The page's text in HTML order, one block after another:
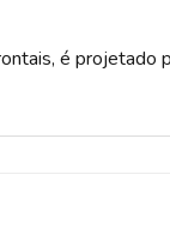
é projetado